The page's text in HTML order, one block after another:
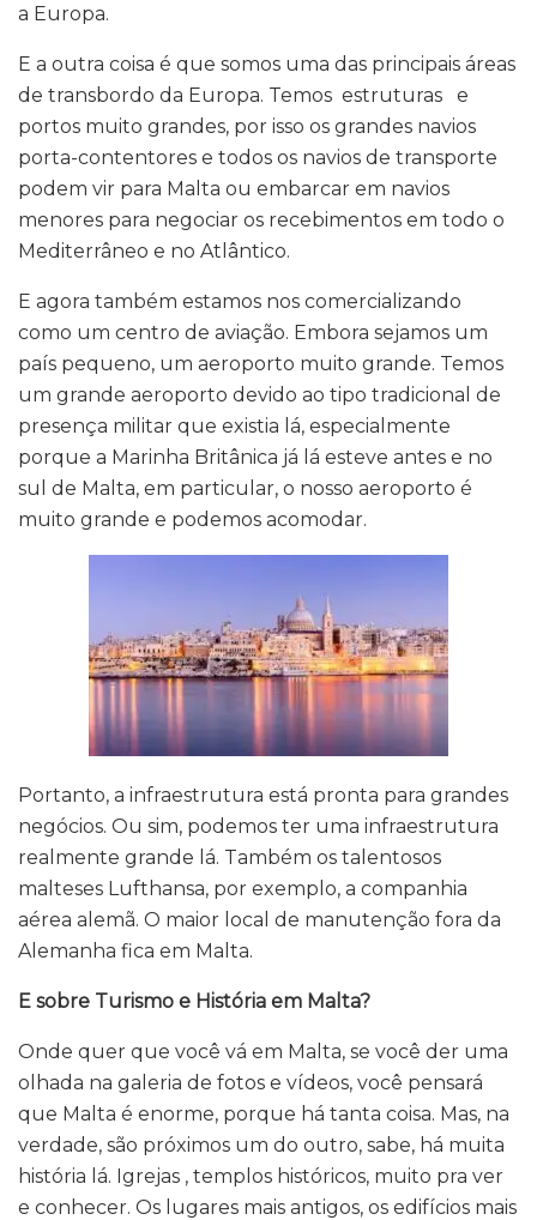
a Europa.
E a outra coisa é que somos uma das principais áreas
de transbordo da Europa. Temos estruturas e
portos muito grandes, por isso os grandes navios
porta-contentores e todos os navios de transporte
podem vir para Malta ou embarcar em navios
menores para negociar os recebimentos em todo o
Mediterrâneo e no Atlântico.
E agora também estamos nos comercializando
como um centro de aviação. Embora sejamos um
país pequeno, um aeroporto muito grande. Temos
um grande aeroporto devido ao tipo tradicional de
presença militar que existia lá, especialmente
porque a Marinha Britânica já lá esteve antes e no
sul de Malta, em particular, o nosso aeroporto é
muito grande e podemos acomodar.
Portanto, a infraestrutura está pronta para grandes
negócios. Ou sim, podemos ter uma infraestrutura
realmente grande lá. Também os talentosos
malteses Lufthansa, por exemplo, a companhia
aérea alemã. O maior local de manutenção fora da
Alemanha fica em Malta.
E sobre Turismo e História em Malta?
Onde quer que você vá em Malta, se você der uma
olhada na galeria de fotos e vídeos, você pensará
que Malta é enorme, porque há tanta coisa. Mas, na
verdade, são próximos um do outro, sabe, há muita
história lá. Igrejas , templos históricos, muito pra ver
e conhecer. Os lugares mais antigos, os edifícios mais